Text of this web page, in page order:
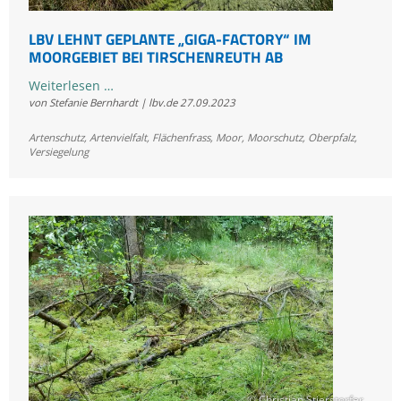
LBV LEHNT GEPLANTE „GIGA-FACTORY“ IM
MOORGEBIET BEI TIRSCHENREUTH AB
Weiterlesen …
lehnt
„Giga-
Moorgebiet
bei
Tirschenreuth
ab
von Stefanie Bernhardt | lbv.de 27.09.2023
Artenschutz, Artenvielfalt, Flächenfrass, Moor, Moorschutz, Oberpfalz,
Versiegelung